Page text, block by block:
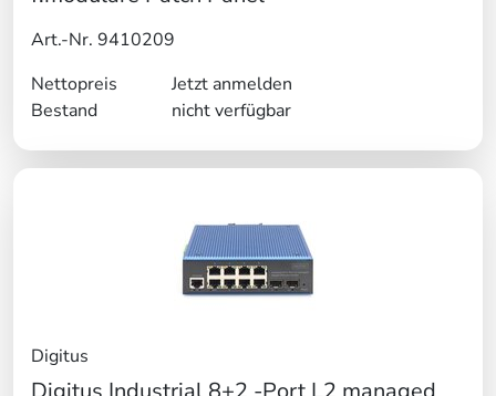
Art.-Nr. 9410209
Nettopreis
Jetzt anmelden
Bestand
nicht verfügbar
Digitus